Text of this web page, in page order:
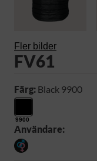
Fler bilder
FV61
Färg: Black 9900
9900
Användare: